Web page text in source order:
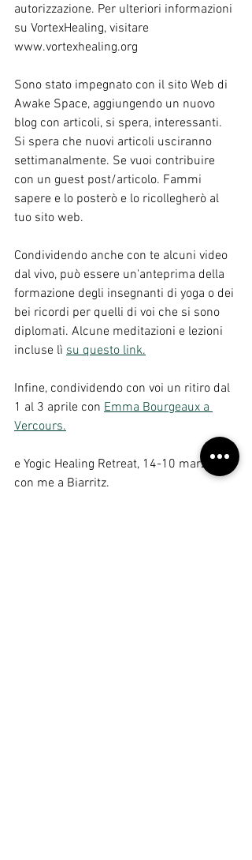
autorizzazione. Per ulteriori informazioni
su VortexHealing, visitare
www.vortexhealing.org
Sono stato impegnato con il sito Web di
Awake Space, aggiungendo un nuovo
blog con articoli, si spera, interessanti.
Si spera che nuovi articoli usciranno
settimanalmente. Se vuoi contribuire
con un guest post/articolo. Fammi
sapere e lo posterò e lo ricollegherò al
tuo sito web.
Condividendo anche con te alcuni video
dal vivo, può essere un'anteprima della
formazione degli insegnanti di yoga o dei
bei ricordi per quelli di voi che si sono
diplomati. Alcune meditazioni e lezioni
incluse lì su questo link.
Infine, condividendo con voi un ritiro dal
1 al 3 aprile con Emma Bourgeaux a
Vercours.
e Yogic Healing Retreat, 14-10 marzo
con me a Biarritz.